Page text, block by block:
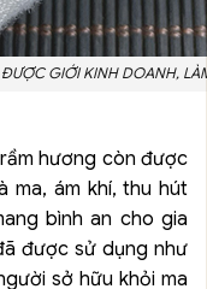
GIỚI KINH DOANH,
hương còn được
ma, ám khí, thu hút
bình an cho gia
được sử dụng như
sở hữu khỏi ma